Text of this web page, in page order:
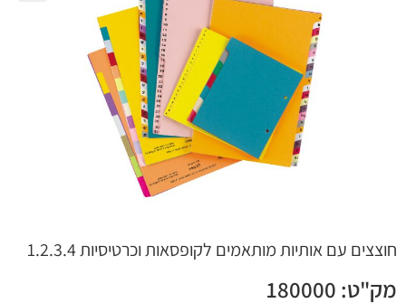
חוצצים עם אותיות מותאמים לקופסאות וכרטיסיות 1.2.3.4
מק"ט: 180000